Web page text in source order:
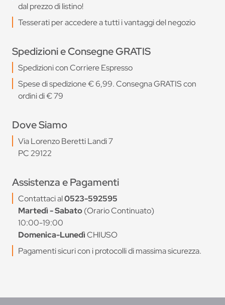
dal prezzo di listino!
Tesserati per accedere a tutti i vantaggi del negozio
Spedizioni e Consegne GRATIS
Spedizioni con Corriere Espresso
Spese di spedizione € 6,99. Consegna GRATIS con
ordini di € 79
Dove Siamo
Via Lorenzo Beretti Landi 7
PC 29122
Assistenza e Pagamenti
Contattaci al0523-592595
Martedì - Sabato(Orario Continuato)
10:00-19:00
Domenica-LunedìCHIUSO
Pagamenti sicuri con i protocolli di massima sicurezza.